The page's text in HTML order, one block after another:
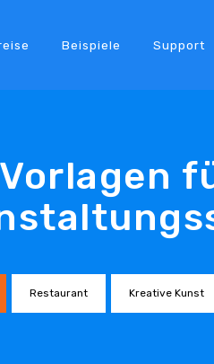
Beispiele Support
Restaurant Kreative Kunst